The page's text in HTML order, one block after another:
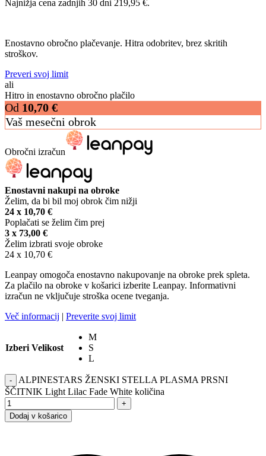
Najnižja cena zadnjih 30 dni 219,95 €.
Enostavno obročno plačevanje. Hitra odobritev, brez skritih
stroškov.
Preveri svoj limit
ali
Hitro in enostavno obročno plačilo
Od 10,70 €
Vaš mesečni obrok
Obročni izračun
Enostavni nakupi na obroke
Želim, da bi bil moj obrok čim nižji
24 x 10,70 €
Poplačati se želim čim prej
3 x 73,00 €
Želim izbrati svoje obroke
24 x 10,70 €
Leanpay omogoča enostavno nakupovanje na obroke prek spleta.
Za plačilo na obroke v košarici izberite Leanpay. Informativni
izračun ne vključuje stroška ocene tveganja.
Več informacij | Preverite svoj limit
Izberi Velikost
M
S
L
-
ALPINESTARS ŽENSKI STELLA PLASMA PRSNI
ŠČITNIK Light Lilac Fade White količina
+
Dodaj v košarico